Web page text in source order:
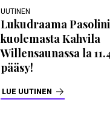
UUTINEN
Lukudraama
kuolemasta Kahvila
Willensaunassa la
pääsy!
LUE UUTINEN